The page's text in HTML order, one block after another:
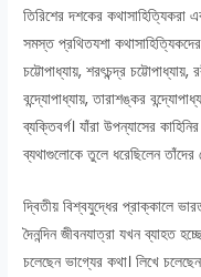
তিরিশের দশকের কথাসাহিত্যিকরা
সমস্ত প্রথিতযশা
চট্টোপাধ্যায়, শরৎচন্দ্র চট্টোপাধ্যায়,
বন্দ্যোপাধ্যায়, তারাশঙ্কর
ব্যক্তিবর্গ।যাঁরা উপন্যাসের
ব্যথাগুলোকে তুলে ধরেছিলেন তাঁদের
দ্বিতীয় বিশ্বযুদ্ধের প্রাক্কালে
দৈনন্দিন জীবনযাত্রা যখন ব্যাহত
চলেছেন ভাগ্যের কথা।লিখে